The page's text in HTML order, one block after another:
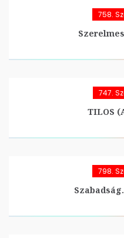
758.
747.
TILOS
798.